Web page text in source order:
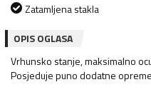
Zatamljena stakla
OPIS OGLASA
Vrhunsko stanje, maksimalno
Posjeduje puno dodatne